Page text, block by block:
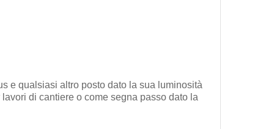
e qualsiasi altro posto dato la sua luminosità
di cantiere o come segna passo dato la